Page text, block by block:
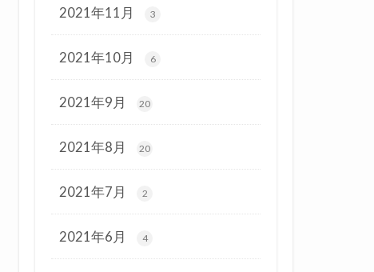
2021年11月 3
2021年10月 6
2021年9月 20
2021年8月 20
2021年7月 2
2021年6月 4